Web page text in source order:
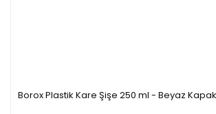
Borox Plastik Kare Şişe 250 ml - Beyaz